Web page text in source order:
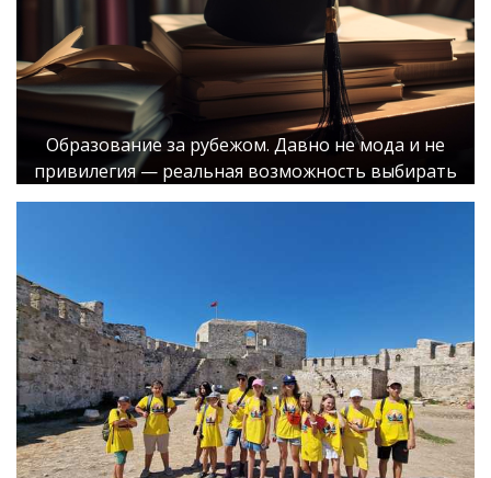
Образование за рубежом. Давно не мода и не
привилегия — реальная возможность выбирать